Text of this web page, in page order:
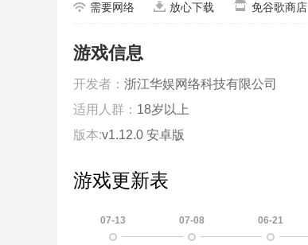
需要网络 放心下载 免谷歌商店
游戏信息
开发者： 浙江华娱网络科技有限公司
适用人群： 18岁以上
版本:v1.12.0 安卓版
游戏更新表
07-13 07-08 06-21